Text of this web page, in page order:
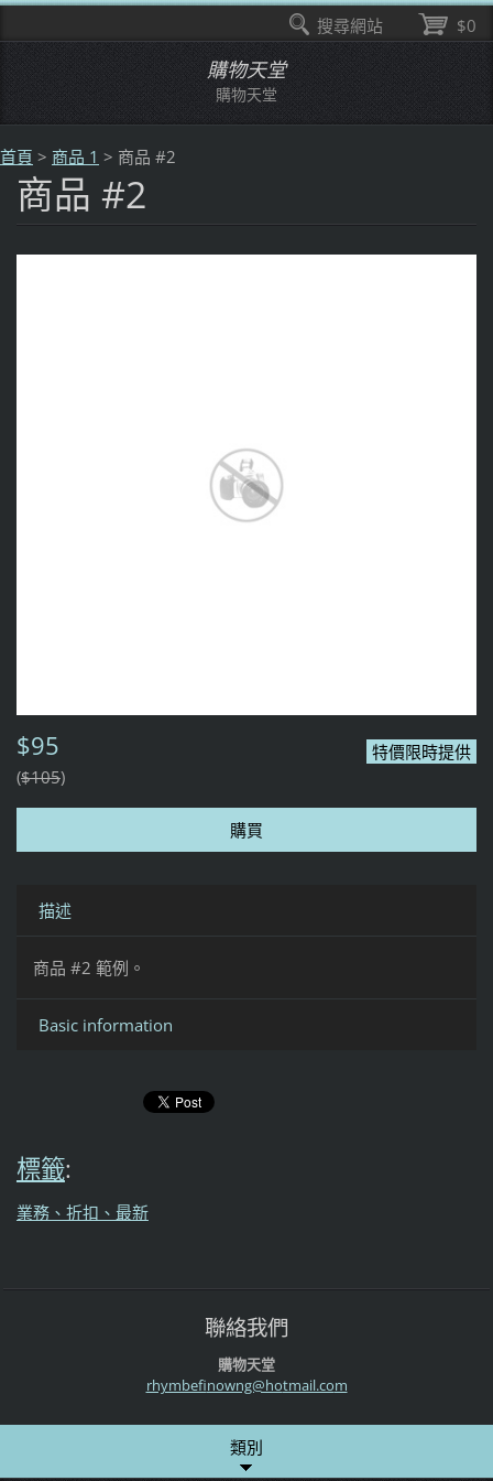
購物天堂
購物天堂
首頁 > 商品 1 > 商品 #2
商品 #2
特價限時提供
$95
$105
描述
商品 #2 範例。
Basic information
標籤:
業務、折扣、最新
聯絡我們
購物天堂
rhymbefinowng@hotmail.com
類別
$0
搜尋網站